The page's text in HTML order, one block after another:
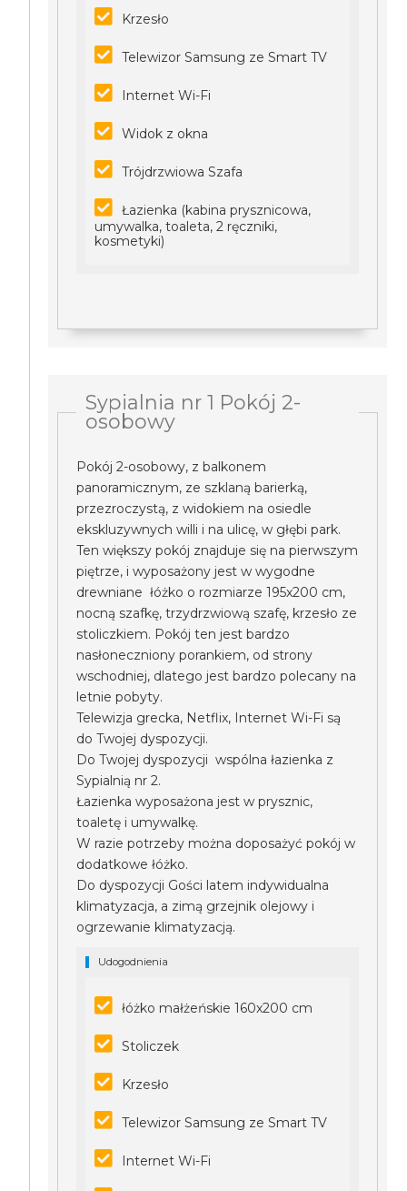
Krzesło
Telewizor Samsung ze Smart TV
Internet Wi-Fi
Widok z okna
Trójdrzwiowa Szafa
Łazienka (kabina prysznicowa,
umywalka, toaleta, 2 ręczniki,
kosmetyki)
Sypialnia nr 1 Pokój 2-
osobowy
Pokój 2-osobowy, z balkonem
panoramicznym, ze szklaną barierką,
przezroczystą, z widokiem na osiedle
ekskluzywnych willi i na ulicę, w głębi park.
Ten większy pokój znajduje się na pierwszym
piętrze, i wyposażony jest w wygodne
drewniane łóżko o rozmiarze 195x200 cm,
nocną szafkę, trzydrzwiową szafę, krzesło ze
stoliczkiem. Pokój ten jest bardzo
nasłoneczniony porankiem, od strony
wschodniej, dlatego jest bardzo polecany na
letnie pobyty.
Telewizja grecka, Netflix, Internet Wi-Fi są
do Twojej dyspozycji.
Do Twojej dyspozycji wspólna łazienka z
Sypialnią nr 2.
Łazienka wyposażona jest w prysznic,
toaletę i umywalkę.
W razie potrzeby można doposażyć pokój w
dodatkowe łóżko.
Do dyspozycji Gości latem indywidualna
klimatyzacja, a zimą grzejnik olejowy i
ogrzewanie klimatyzacją.
Udogodnienia
łóżko małżeńskie 160x200 cm
Stoliczek
Krzesło
Telewizor Samsung ze Smart TV
Internet Wi-Fi